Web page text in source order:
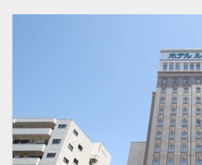
設定期間：2026年
インターネットコ
17505993
●３連泊以上で、お
ける洗濯ジェルボ
２個／１回のみ）
２個／１回のみ）
●「素泊まりのお
で滞在中朝食を１
※旅行代金に含まれ